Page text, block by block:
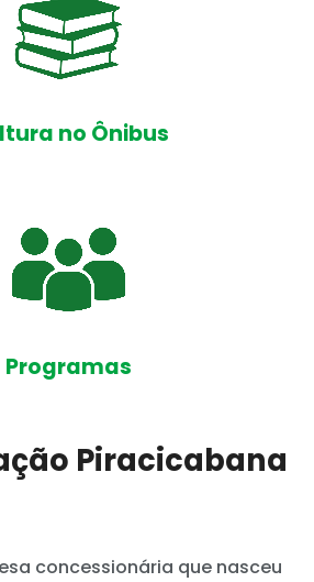
no Ônibus
Programas
Piracicabana
concessionária que nasceu